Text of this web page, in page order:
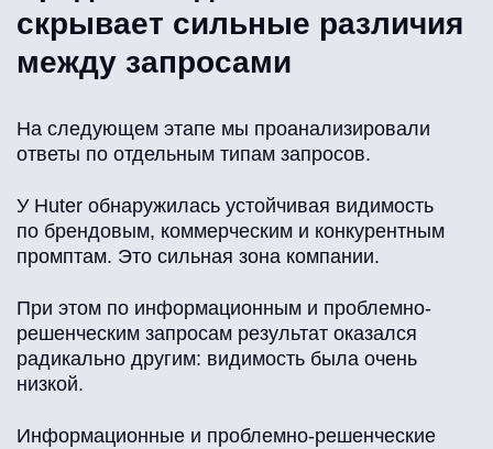
скрывает сильные различия
между запросами
На следующем этапе мы проанализировали
ответы по отдельным типам запросов.
У Huter обнаружилась устойчивая видимость
по брендовым, коммерческим и конкурентным
промптам. Это сильная зона компании.
При этом по информационным и проблемно-
решенческим запросам результат оказался
радикально другим: видимость была очень
низкой.
Информационные и проблемно-решенческие